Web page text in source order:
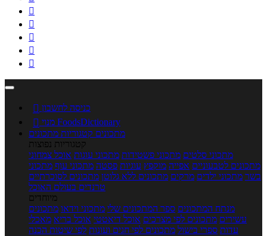





 כניסה לחשבון

מנוי FoodsDictionary
מתכונים קטגוריות מתכונים
קטגוריות נפוצות
מתכוני סלטים מתכוני פשטידות מתכוני עוגות אוכל צמחוני
מתכונים לטבעוניים אפייה מוקפץ עוגיות פסטה מתכוני עוף מתכוני
בשר מתכוני ילדים מרקים מתכונים ללא גלוטן מתכונים לסוכרתיים
טרנדים בעולם האוכל
מיוחדים
מנתח המתכונים ספר המתכונים שלי מתכוני וידאו מתכונים
עשירים מתכונים לפי מצרכים אוכל דיאטטי אוכל בריא מאכלי
עדות ספרי בישול מתכונים לפי חגים ועונות לפי שיטות הכנה